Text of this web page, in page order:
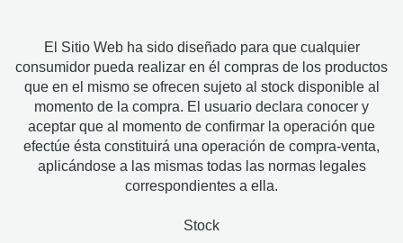
El Sitio Web ha sido diseñado para que cualquier
consumidor pueda realizar en él compras de los productos
que en el mismo se ofrecen sujeto al stock disponible al
momento de la compra. El usuario declara conocer y
aceptar que al momento de confirmar la operación que
efectúe ésta constituirá una operación de compra-venta,
aplicándose a las mismas todas las normas legales
correspondientes a ella.
Stock